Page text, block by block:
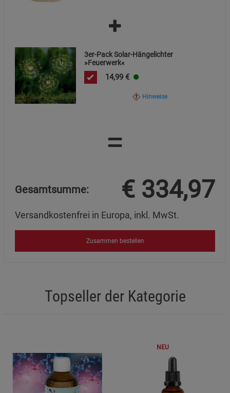
3er-Pack Solar-Hängelichter
»Feuerwerk«
14,99 €
Hinweise
=
Gesamtsumme: € 334,97
Versandkostenfrei in Europa, inkl. MwSt.
Zusammen bestellen
Topseller der Kategorie
NEU